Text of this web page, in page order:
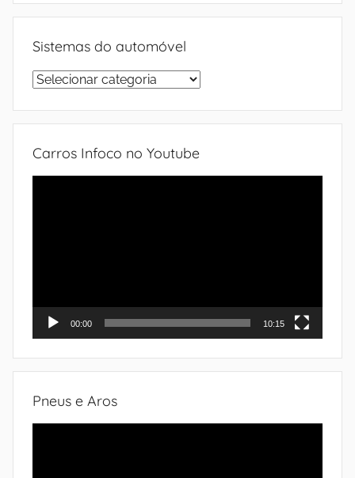
Sistemas do automóvel
Sistemas
automóvel
Carros Infoco no Youtube
00:00 10:15
Pneus e Aros